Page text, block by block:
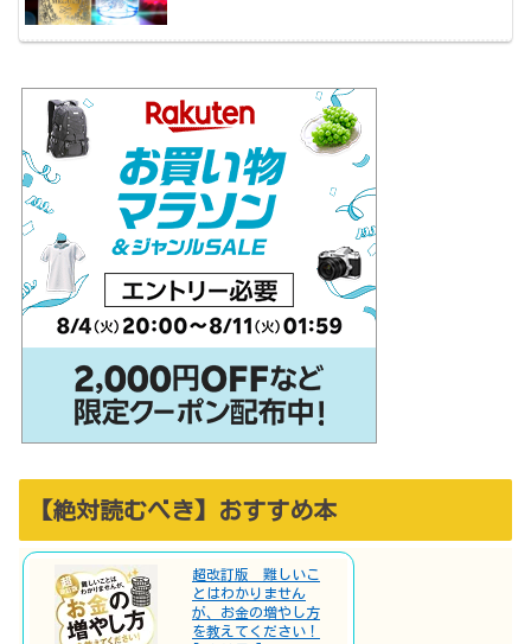
【絶対読むべき】おすすめ本
超改訂版 難しいこ
とはわかりません
が、お金の増やし方
を教えてください！